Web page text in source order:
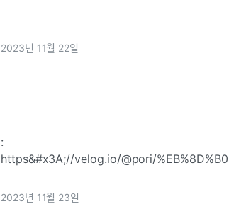
2023년 11월 22일
:
https&#x3A;//velog.io/@pori/
2023년 11월 23일